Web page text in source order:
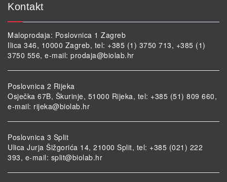
Kontakt
Maloprodaja: Poslovnica 1 Zagreb
Ilica 346, 10000 Zagreb, tel: +385 (1) 3750 713, +385 (1)
3750 556, e-mail: prodaja@biolab.hr
Poslovnica 2 Rijeka
Osječka 67B, Škurinje, 51000 Rijeka, tel: +385 (51) 809 660,
e-mail: rijeka@biolab.hr
Poslovnica 3 Split
Ulica Jurja Šižgorića 14, 21000 Split, tel: +385 (021) 222
393, e-mail: split@biolab.hr